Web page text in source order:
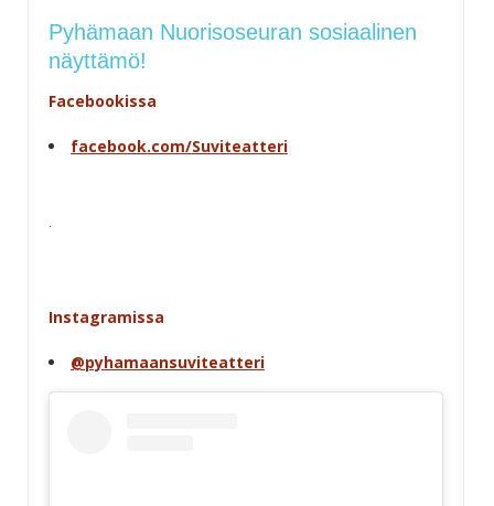
Pyhämaan Nuorisoseuran sosiaalinen
näyttämö!
Facebookissa
facebook.com/Suviteatteri
Instagramissa
@pyhamaansuviteatteri